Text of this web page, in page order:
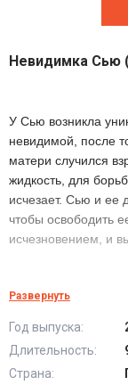
Невидимка Сью
У Сью возникла
невидимой, после
матери случился
жидкость, для
исчезает. Сью и ее
чтобы освободить
исчезновением, и
Невидимка
Развернуть
Год выпуска:
Длительность:
Страна: